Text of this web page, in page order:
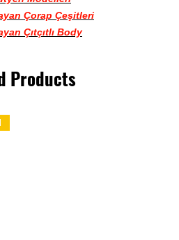
Çorap Çeşitleri
Çıtçıtlı Body
Products